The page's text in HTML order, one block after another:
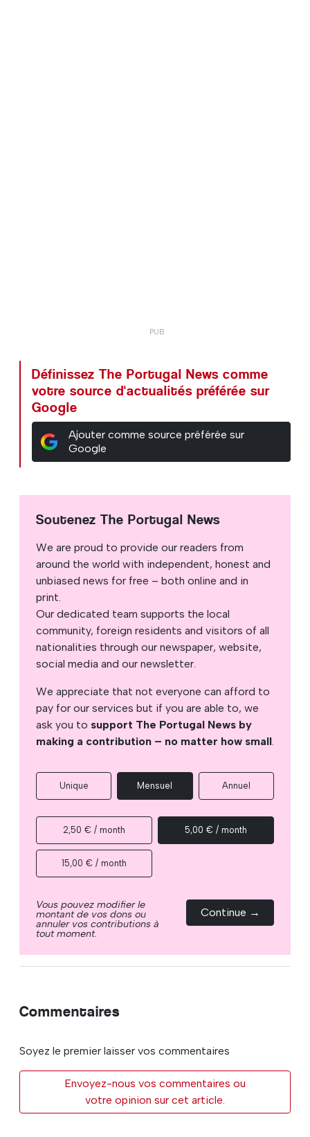
Définissez The Portugal News comme
votre source d'actualités préférée sur
Google
Ajouter comme source préférée sur
Google
Soutenez The Portugal News
We are proud to provide our readers from
around the world with independent, honest and
unbiased news for free – both online and in
print.
Our dedicated team supports the local
community, foreign residents and visitors of all
nationalities through our newspaper, website,
social media and our newsletter.
We appreciate that not everyone can afford to
pay for our services but if you are able to, we
ask you to support The Portugal News by
making a contribution – no matter how small.
Unique Mensuel Annuel
2,50 € / month 5,00 € / month
15,00 € / month
Vous pouvez modifier le
montant de vos dons ou
annuler vos contributions à
tout moment.
Continue →
Commentaires
Soyez le premier laisser vos commentaires
Envoyez-nous vos commentaires ou
votre opinion sur cet article.